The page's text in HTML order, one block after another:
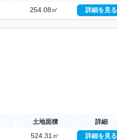
254.08㎡ 詳細を見る
土地面積 詳細
524.31㎡ 詳細を見る